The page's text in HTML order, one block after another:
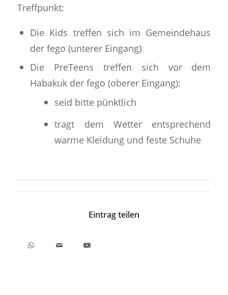
Treffpunkt:
Die Kids treffen sich im Gemeindehaus
der fego (unterer Eingang)
Die PreTeens treffen sich vor dem
Habakuk der fego (oberer Eingang):
seid bitte pünktlich
tragt dem Wetter entsprechend
warme Kleidung und feste Schuhe
Eintrag teilen